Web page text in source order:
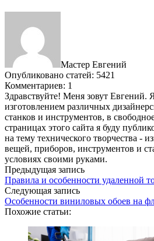
Мастер Евгений
Опубликовано статей: 5421
Комментариев: 1
Здравствуйте! Меня зовут Евгений.
изготовлением различных
станков и инструментов, в
страницах этого сайта я буду
на тему технического творчества -
вещей, приборов, инструментов и
условиях своими руками.
Предыдущая запись
Правила и особенности удаленной
Следующая запись
Особенности виниловых обоев на
Похожие статьи: